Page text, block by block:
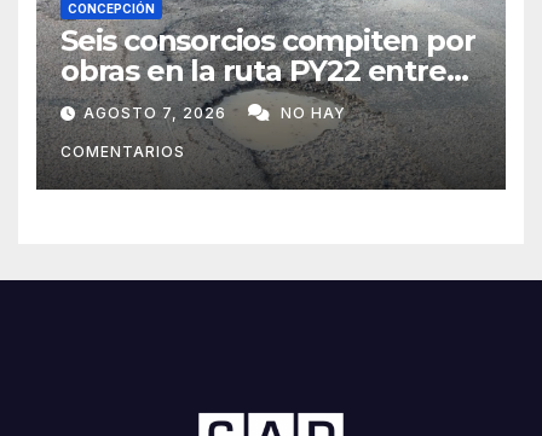
CONCEPCIÓN
Seis consorcios compiten por
obras en la ruta PY22 entre
Concepción y Vallemí
AGOSTO 7, 2026 NO HAY
COMENTARIOS